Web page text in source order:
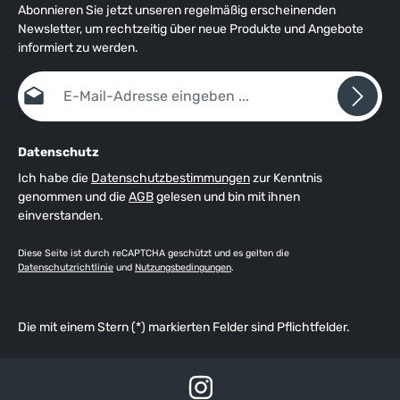
auf sportlichen Booten, 5 Jahre Garantie bei Registrierung der
Weste. Unser Tip, wenn Sie eine automatische Rettungsweste
im Flugzeug mitnehmen möchten: Bitte klicken Sie hier.
Abonnieren Sie jetzt unseren regelmäßig erscheinenden
Newsletter, um rechtzeitig über neue Produkte und Angebote
informiert zu werden.
E-Mail-Adresse*
Datenschutz
Ich habe die Datenschutzbestimmungenzur Kenntnis
genommen und dieAGBgelesen und bin mit ihnen
einverstanden.
Diese Seite ist durch reCAPTCHA geschützt und es gelten die
Datenschutzrichtlinie und Nutzungsbedingungen.
Die mit einem Stern (*) markierten Felder sind Pflichtfelder.